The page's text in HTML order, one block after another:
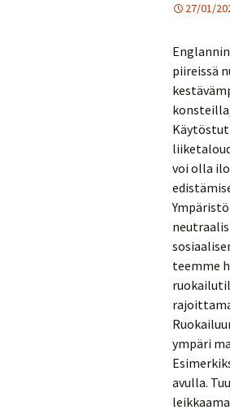
27/01/
piireissä
voi olla
teemme
ympäri
avulla.